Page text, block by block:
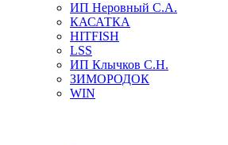
ИП Неровный С.А.
КАСАТКА
HITFISH
LSS
ИП Клычков С.Н.
ЗИМОРОДОК
WIN